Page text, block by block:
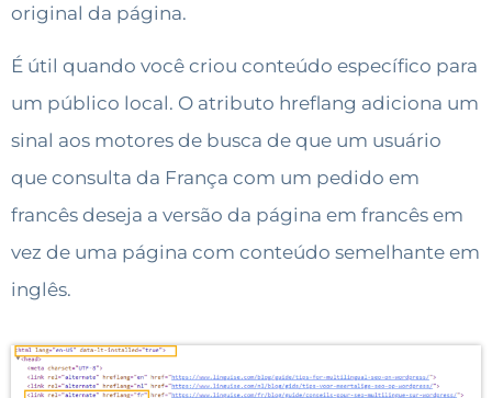
original da página.
É útil quando você criou conteúdo específico para
um público local. O atributo hreflang adiciona um
sinal aos motores de busca de que um usuário
que consulta da França com um pedido em
francês deseja a versão da página em francês em
vez de uma página com conteúdo semelhante em
inglês.